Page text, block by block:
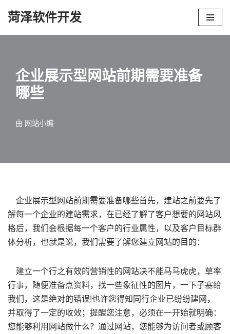
菏泽软件开发
企业展示型网站前期需要准备
哪些
由 网站小编
企业展示型网站前期需要准备哪些首先，建站之前要先了
解每一个企业的建站需求，在已经了解了客户想要的网站风
格后，我们会根据每一个客户的行业属性，以及客户目标群
体分析，也就是说，我们需要了解您建立网站的目的：
建立一个行之有效的营销性的网站决不能马马虎虎，草率
行事，随便准备点资料，找一些象征性的图片，一下子塞给
我们，这是绝对的错误!也许您得知同行企业已纷纷建网，
并取得了一定的收效；提醒您注意，必须在一开始就明确：
您能够利用网站做什么？通过网站，您能够为访问者或顾客